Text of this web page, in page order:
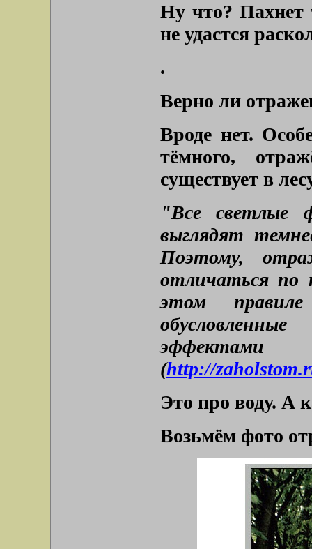
Ну что? Пахнет
не удастся
.
Верно ли
Вроде нет.
тёмного,
существует в
"Все светлые
выглядят
Поэтому,
отличаться по
этом
эффектами
(http://
Это про воду. А
Возьмём фото